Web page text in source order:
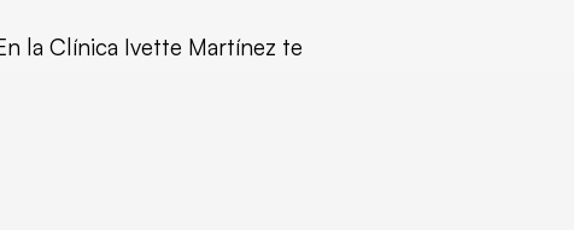
la Clínica Ivette Martínez te